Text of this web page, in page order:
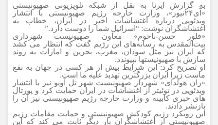
به گزارش ایرنا به نقل از شبکه تلویزیونی صهیونیستی
«آی۲۴نیوز»، وزارت خارجه رژیم صهیونیستی با انتشار
ویدئویی درباره اغتشاشات اخیر در ایران، خطاب به
اغتشاشگران نوشت: “اسرائیل شما را دوست دارد.”
«فلور حسن-ناحوم» معاون صهیونیست شهرداری
بیت‌المقدس به رسانه‌های این رژیم گفت که انتظار می کشد
که ایران نیز مثل سودان، مغرب، بحرین و امارات به روند
سازش با صهیونیستها بپیوندد.
او تصریح کرد: این شرایط بیش از هر کسی در جهان به نفع
ماست زیرا ایران بزرگترین تهدید علیه ما است.
«ران هولدای» شهردار صهیونیست شهر تل آویو نیز با انتشار
ویدئویی در توئیتر از اغتشاشات در ایران حمایت کرد و پورتال
های خبری کابینه و وزارت خارجه رژیم صهیونیستی نیز آن را
بازنشر دادند.
این رویکرد رژیم کودکش صهیونیستی و حمایت مقامات رژیم
صهیونیستی از اغتشاشگران بار دیگر ثابت می کند که این